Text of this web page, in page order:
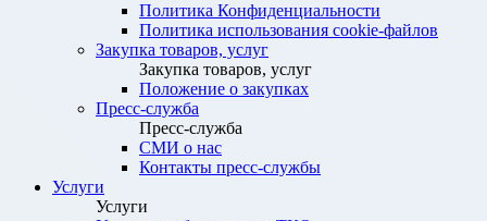
Политика Конфиденциальности
Политика использования cookie-файлов
Закупка товаров, услуг
Закупка товаров, услуг
Положение о закупках
Пресс-служба
Пресс-служба
СМИ о нас
Контакты пресс-службы
Услуги
Услуги